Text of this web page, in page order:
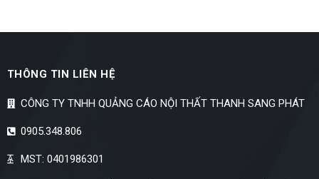
THÔNG TIN LIÊN HỆ
CÔNG TY TNHH QUẢNG CÁO NỘI THẤT THANH SANG PHÁT
0905.348.806
MST: 0401986301